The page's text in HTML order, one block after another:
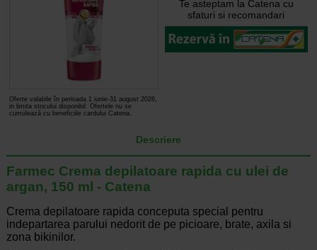
Oferte valabile în perioada 1 iunie-31 august 2026,
in limita stocului disponibil. Ofertele nu se
cumulează cu beneficiile cardului Catena.
Te asteptam la Catena cu
sfaturi si recomandari
Descriere
Farmec Crema depilatoare rapida cu ulei de
argan, 150 ml - Catena
Crema depilatoare rapida conceputa special pentru
indepartarea parului nedorit de pe picioare, brate, axila si
zona bikinilor.